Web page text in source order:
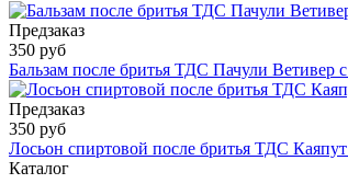
Предзаказ
350 руб
Бальзам после бритья ТДС Пачули Ветивер
Предзаказ
350 руб
Лосьон спиртовой после бритья ТДС
Каталог